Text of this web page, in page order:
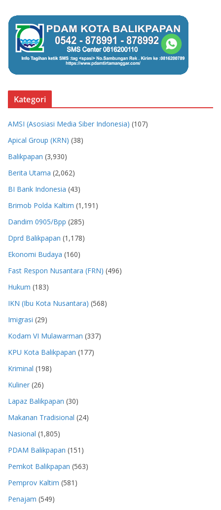
Kategori
AMSI (Asosiasi Media Siber Indonesia) (107)
Apical Group (KRN) (38)
Balikpapan (3,930)
Berita Utama (2,062)
BI Bank Indonesia (43)
Brimob Polda Kaltim (1,191)
Dandim 0905/Bpp (285)
Dprd Balikpapan (1,178)
Ekonomi Budaya (160)
Fast Respon Nusantara (FRN) (496)
Hukum (183)
IKN (Ibu Kota Nusantara) (568)
Imigrasi (29)
Kodam VI Mulawarman (337)
KPU Kota Balikpapan (177)
Kriminal (198)
Kuliner (26)
Lapaz Balikpapan (30)
Makanan Tradisional (24)
Nasional (1,805)
PDAM Balikpapan (151)
Pemkot Balikpapan (563)
Pemprov Kaltim (581)
Penajam (549)